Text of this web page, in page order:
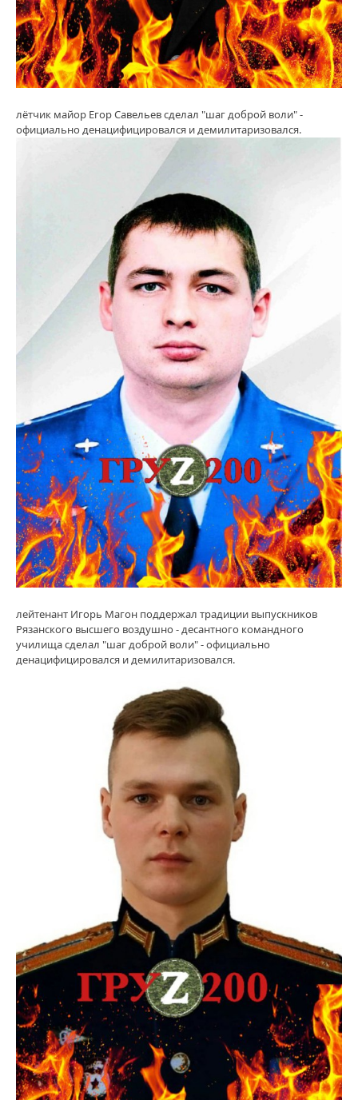
лётчик майор Егор Савельев сделал "шаг доброй воли" -
официально денацифицировался и демилитаризовался.
лейтенант Игорь Магон поддержал традиции выпускников
Рязанского высшего воздушно - десантного командного
училища сделал "шаг доброй воли" - официально
денацифицировался и демилитаризовался.